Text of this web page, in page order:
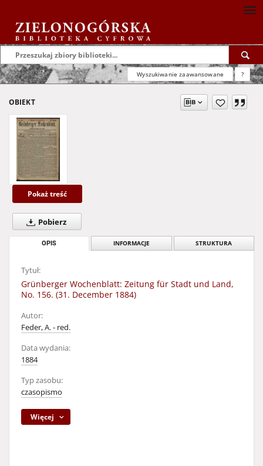
Wyszukiwanie zaawansowane ?
OBIEKT
Pokaż treść
Pobierz
OPIS INFORMACJE STRUKTURA
Tytuł:
Grünberger Wochenblatt: Zeitung für Stadt und Land,
No. 156. (31. December 1884)
Autor:
Feder, A. - red.
Data wydania:
1884
Typ zasobu:
czasopismo
Więcej